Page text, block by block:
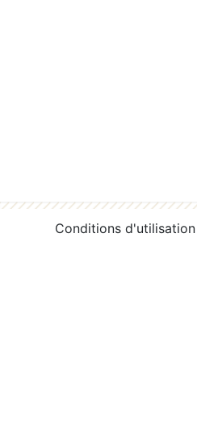
Conditions d'utilisation